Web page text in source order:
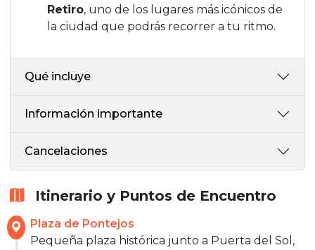
Retiro, uno de los lugares más icónicos de
la ciudad que podrás recorrer a tu ritmo.
Qué incluye
Información importante
Cancelaciones
Itinerario y Puntos de Encuentro
Plaza de Pontejos
Pequeña plaza histórica junto a Puerta del Sol,